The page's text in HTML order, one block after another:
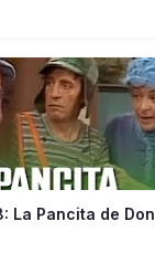
La Pancita de Don